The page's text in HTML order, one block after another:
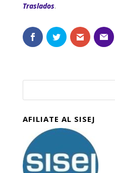
Traslados.
AFILIATE AL SISEJ